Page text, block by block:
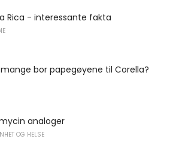
Rica - interessante fakta
bor papegøyene til Corella?
analoger
OG HELSE